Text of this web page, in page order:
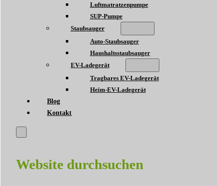
Luftmatratzenpumpe
SUP-Pumpe
Staubsauger
Auto-Staubsauger
Haushaltsstaubsauger
EV-Ladegerät
Tragbares EV-Ladegerät
Heim-EV-Ladegerät
Blog
Kontakt
Website durchsuchen